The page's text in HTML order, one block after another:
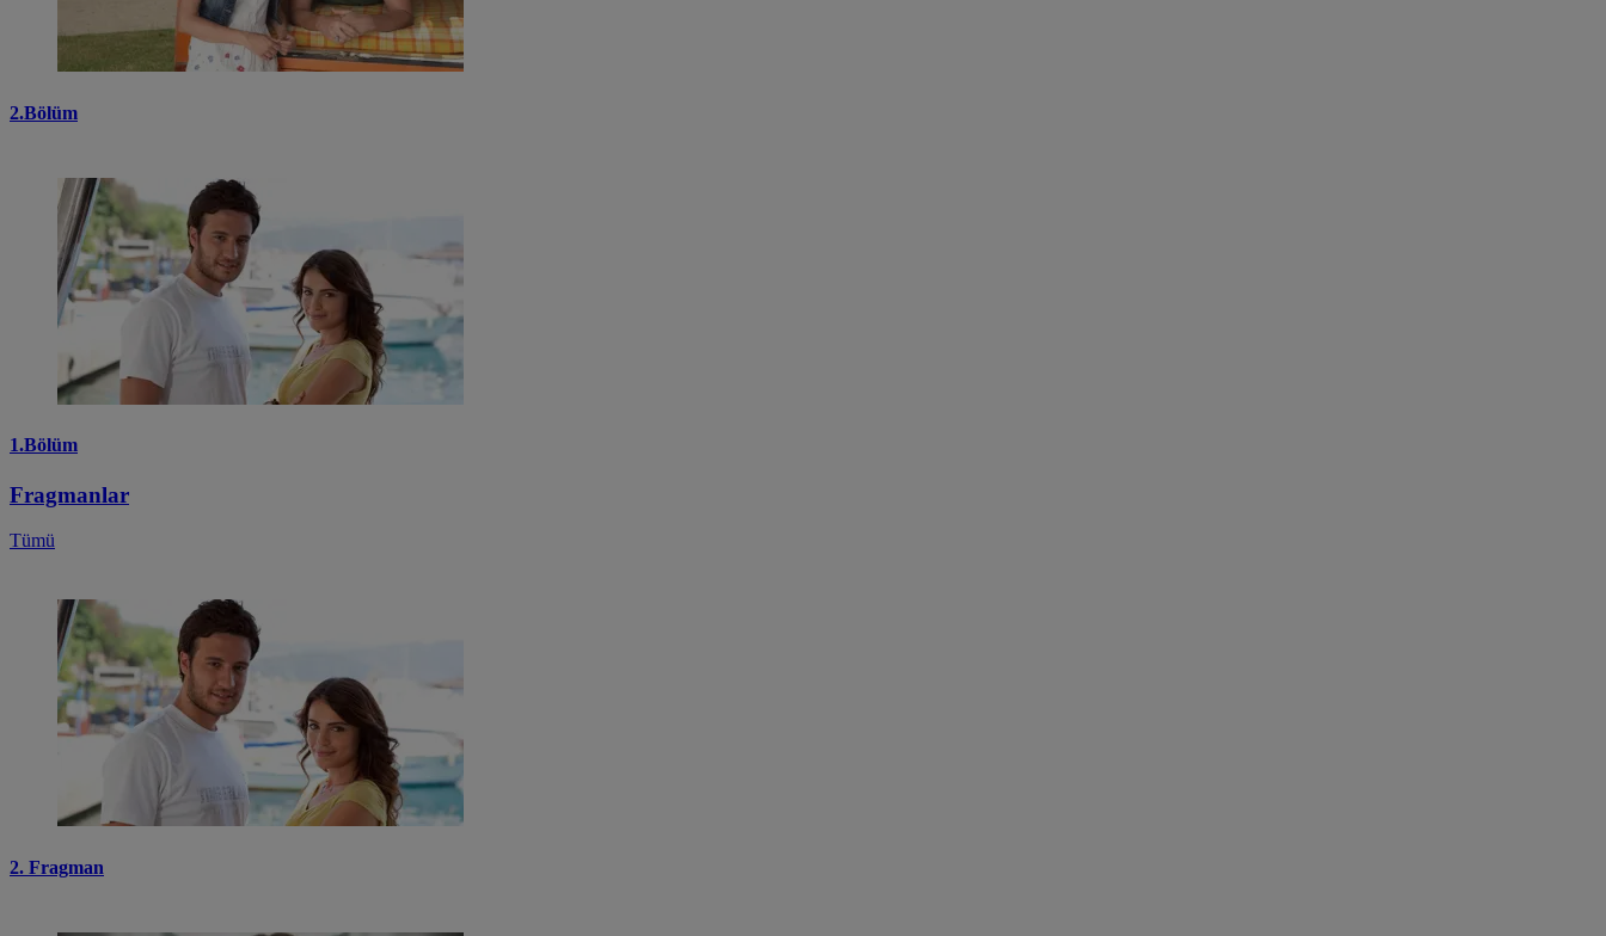
2.Bölüm
1.Bölüm
Fragmanlar
Tümü
2. Fragman